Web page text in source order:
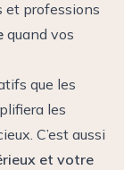
et professions
quand vos
que les
les
C’est aussi
et votre